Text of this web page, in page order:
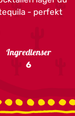
- perfekt
Ingredienser
6